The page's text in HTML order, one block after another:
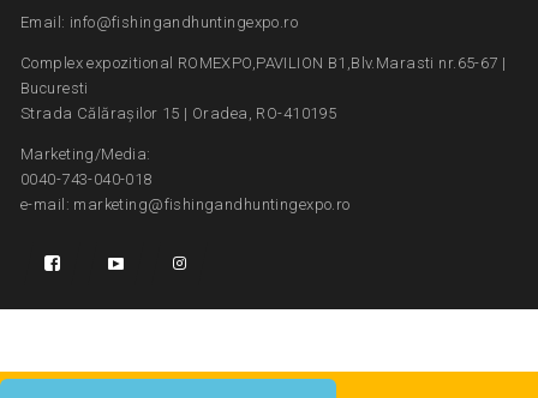
Email: info@fishingandhuntingexpo.ro
Complex expozitional ROMEXPO,PAVILION B1,Blv.Marasti nr.65-67 |
Bucuresti
Strada Călărașilor 15 | Oradea, RO-410195
Marketing/Media:
0040-743-040-018
e-mail: marketing@fishingandhuntingexpo.ro